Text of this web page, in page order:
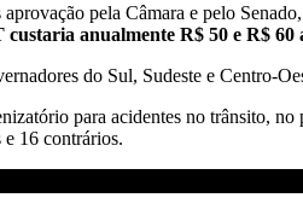
aprovação pela Câmara e pelo
custaria anualmente R$ 50 e R$ 60
do Sul, Sudeste e Centro-
para acidentes no trânsito,
16 contrários.